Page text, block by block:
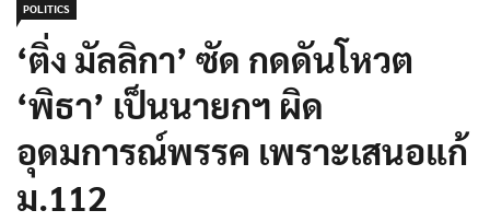
POLITICS
‘ติ่ง มัลลิกา’ ซัด กดดันโหวต
‘พิธา’ เป็นนายกฯ ผิด
อุดมการณ์พรรค เพราะเสนอแก้
ม.112